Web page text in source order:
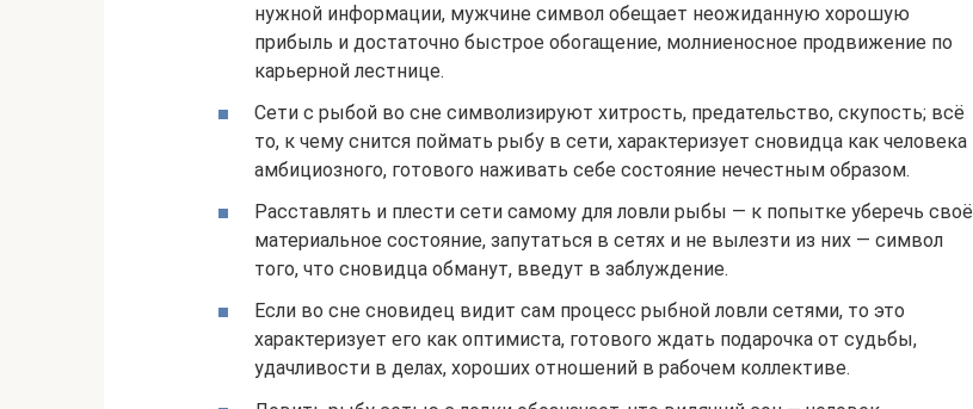
нужной информации, мужчине символ обещает неожиданную хорошую
прибыль и достаточно быстрое обогащение, молниеносное продвижение по
карьерной лестнице.
Сети с рыбой во сне символизируют хитрость, предательство, скупость; всё
то, к чему снится поймать рыбу в сети, характеризует сновидца как человека
амбициозного, готового наживать себе состояние нечестным образом.
Расставлять и плести сети самому для ловли рыбы — к попытке уберечь своё
материальное состояние, запутаться в сетях и не вылезти из них — символ
того, что сновидца обманут, введут в заблуждение.
Если во сне сновидец видит сам процесс рыбной ловли сетями, то это
характеризует его как оптимиста, готового ждать подарочка от судьбы,
удачливости в делах, хороших отношений в рабочем коллективе.